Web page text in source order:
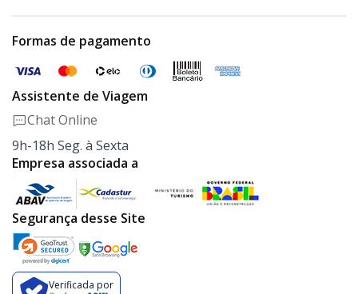
Formas de pagamento
Assistente de Viagem
Chat Online
9h-18h Seg. à Sexta
Empresa associada a
Segurança desse Site
Verificada por